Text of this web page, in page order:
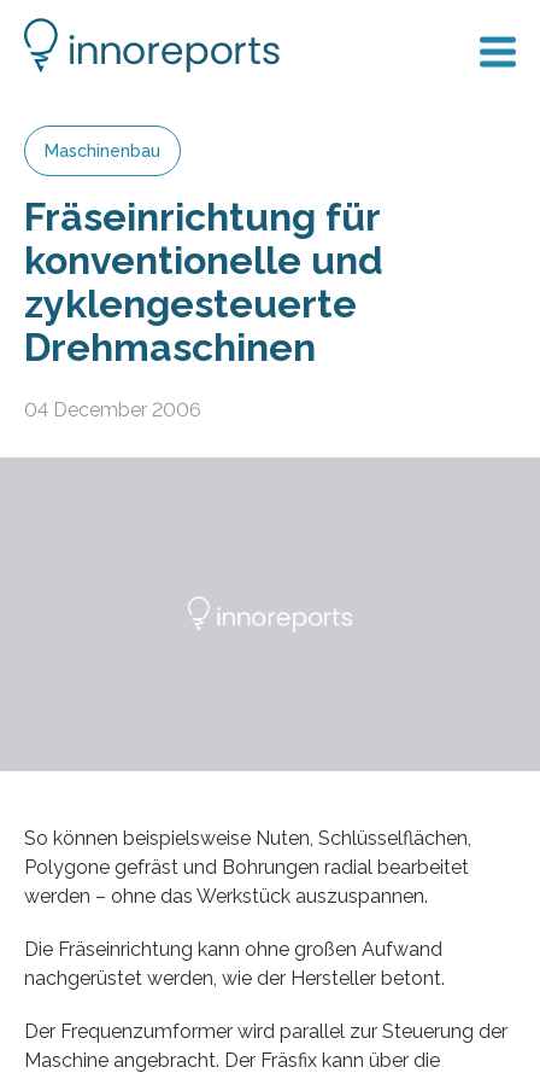
Maschinenbau
Fräseinrichtung für
konventionelle und
zyklengesteuerte
Drehmaschinen
04 December 2006
So können beispielsweise Nuten, Schlüsselflächen,
Polygone gefräst und Bohrungen radial bearbeitet
werden – ohne das Werkstück auszuspannen.
Die Fräseinrichtung kann ohne großen Aufwand
nachgerüstet werden, wie der Hersteller betont.
Der Frequenzumformer wird parallel zur Steuerung der
Maschine angebracht. Der Fräsfix kann über die